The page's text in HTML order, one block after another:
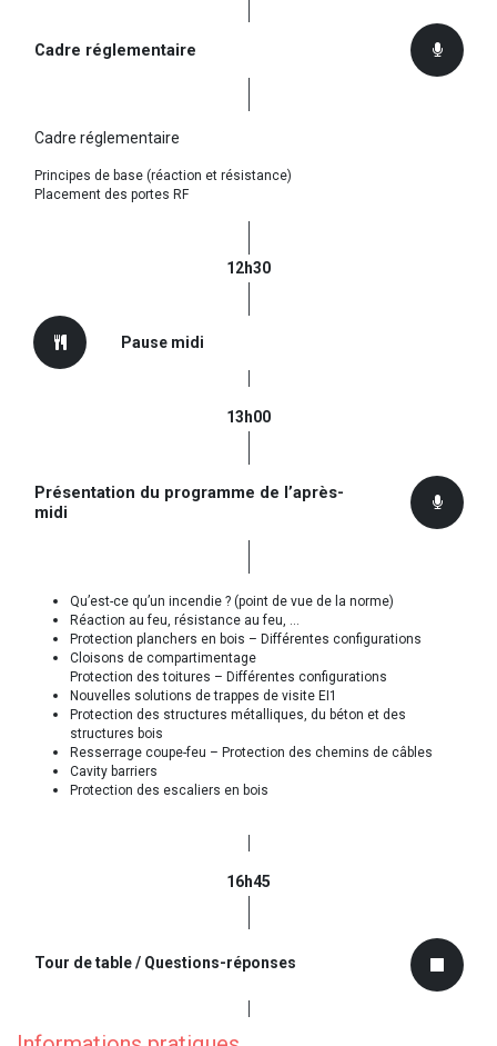
Cadre réglementaire
Cadre réglementaire
Principes de base (réaction et résistance)
Placement des portes RF
12h30
Pause midi
13h00
Présentation du programme de l’après-
midi​
Qu’est-ce qu’un incendie ? (point de vue de la norme)
Réaction au feu, résistance au feu, ...
Protection planchers en bois – Différentes configurations
Cloisons de compartimentage
Protection des toitures – Différentes configurations
Nouvelles solutions de trappes de visite EI1
Protection des structures métalliques, du béton et des
structures bois
Resserrage coupe-feu – Protection des chemins de câbles
Cavity barriers
Protection des escaliers en bois
16h45
Tour de table / Questions-réponses